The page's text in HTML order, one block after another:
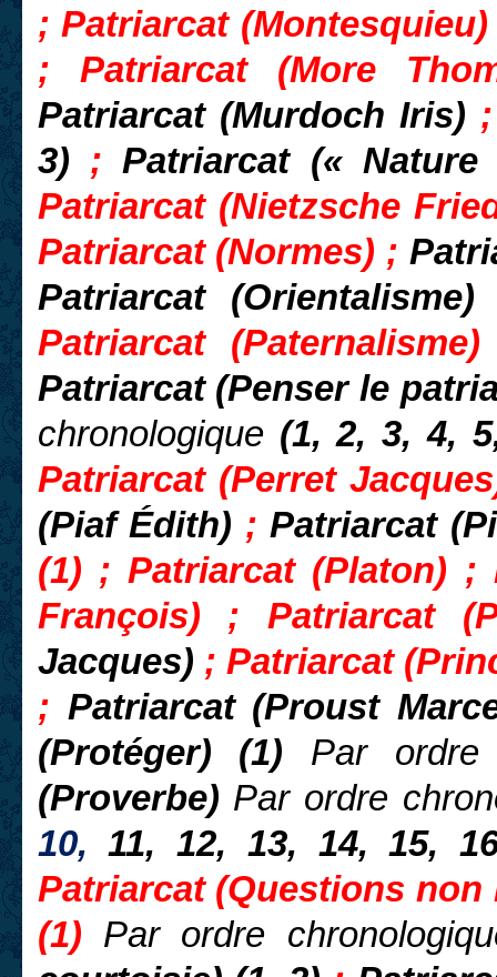
; Patriarcat
; Patriarcat (More
Patriarcat (Murdoch Iris)
3) ;Patriarcat («
Patriarcat (Nietzsche
Patriarcat (Normes) ;
Patriarcat
Patriarcat
Patriarcat (Penser le
chronologique(1, 2, 3, 4,
Patriarcat (Perret
(Piaf Édith) ;Patriarcat
(1) ; Patriarcat (Platon) ;
François) ; Patriarcat
Jacques) ; Patriarcat
; Patriarcat (Proust
(Protéger) (1) Par ordre
(Proverbe) Par ordre
10,11, 12, 13, 14, 15,
Patriarcat (Questions
(1) Par ordre